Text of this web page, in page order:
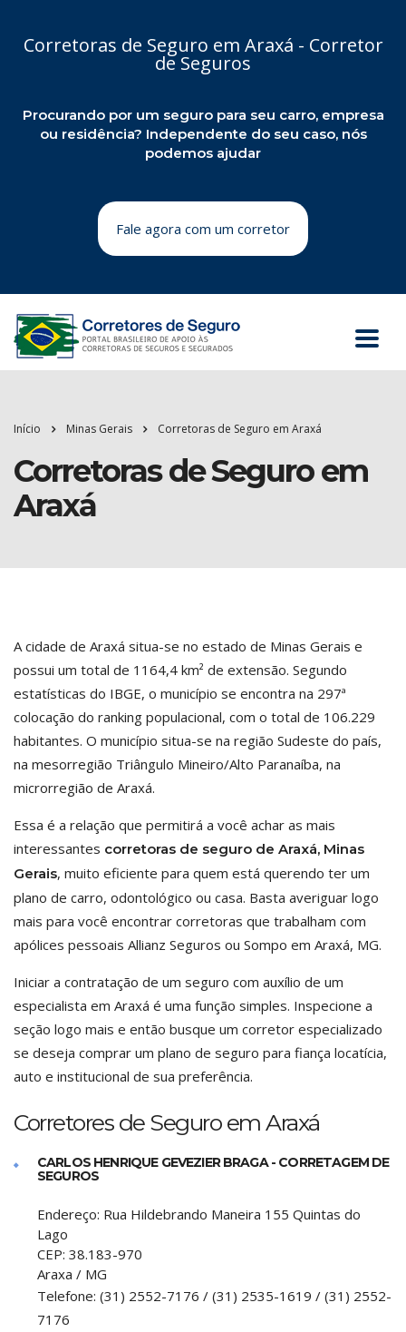
Corretoras de Seguro em Araxá - Corretor
de Seguros
Procurando por um seguro para seu carro, empresa
ou residência? Independente do seu caso, nós
podemos ajudar
Fale agora com um corretor
Início Minas Gerais Corretoras de Seguro em Araxá
Corretoras de Seguro em
Araxá
A cidade de Araxá situa-se no estado de Minas Gerais e
possui um total de 1164,4 km² de extensão. Segundo
estatísticas do IBGE, o município se encontra na 297ª
colocação do ranking populacional, com o total de 106.229
habitantes. O município situa-se na região Sudeste do país,
na mesorregião Triângulo Mineiro/Alto Paranaíba, na
microrregião de Araxá.
Essa é a relação que permitirá a você achar as mais
interessantes corretoras de seguro de Araxá, Minas
Gerais, muito eficiente para quem está querendo ter um
plano de carro, odontológico ou casa. Basta averiguar logo
mais para você encontrar corretoras que trabalham com
apólices pessoais Allianz Seguros ou Sompo em Araxá, MG.
Iniciar a contratação de um seguro com auxílio de um
especialista em Araxá é uma função simples. Inspecione a
seção logo mais e então busque um corretor especializado
se deseja comprar um plano de seguro para fiança locatícia,
auto e institucional de sua preferência.
Corretores de Seguro em Araxá
CARLOS HENRIQUE GEVEZIER BRAGA - CORRETAGEM DE
SEGUROS
Endereço: Rua Hildebrando Maneira 155 Quintas do
Lago
CEP: 38.183-970
Araxa / MG
Telefone: (31) 2552-7176 / (31) 2535-1619 / (31) 2552-
7176